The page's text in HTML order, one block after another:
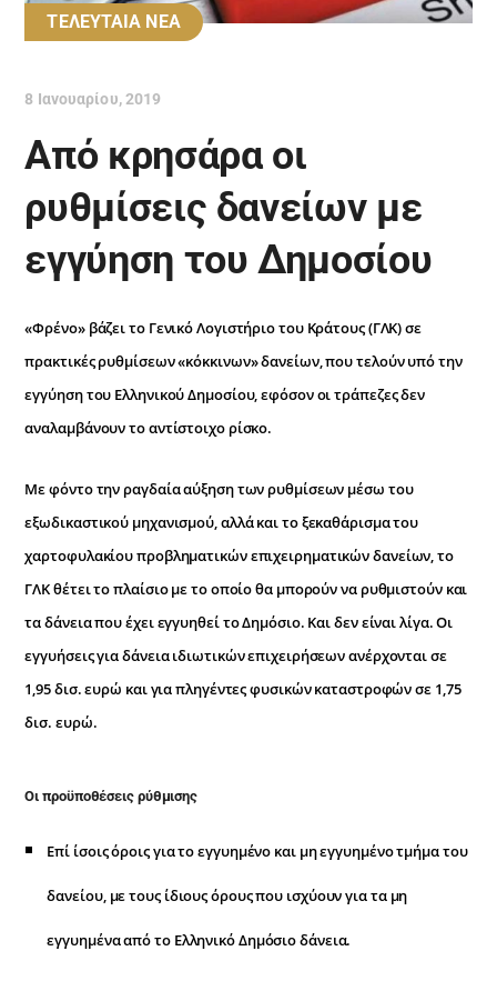
ΤΕΛΕΥΤΑΙΑ ΝΕΑ
8 Ιανουαρίου, 2019
Από κρησάρα οι
ρυθμίσεις δανείων με
εγγύηση του Δημοσίου
«Φρένο» βάζει το Γενικό Λογιστήριο του Κράτους (ΓΛΚ) σε
πρακτικές ρυθμίσεων «κόκκινων» δανείων, που τελούν υπό την
εγγύηση του Ελληνικού Δημοσίου, εφόσον οι τράπεζες δεν
αναλαμβάνουν το αντίστοιχο ρίσκο.
Με φόντο την ραγδαία αύξηση των ρυθμίσεων μέσω του
εξωδικαστικού μηχανισμού, αλλά και το ξεκαθάρισμα του
χαρτοφυλακίου προβληματικών επιχειρηματικών δανείων, το
ΓΛΚ θέτει το πλαίσιο με το οποίο θα μπορούν να ρυθμιστούν και
τα δάνεια που έχει εγγυηθεί το Δημόσιο. Και δεν είναι λίγα. Οι
εγγυήσεις για δάνεια ιδιωτικών επιχειρήσεων ανέρχονται σε
1,95 δισ. ευρώ και για πληγέντες φυσικών καταστροφών σε 1,75
δισ. ευρώ.
Οι προϋποθέσεις ρύθμισης
Επί ίσοις όροις για το εγγυημένο και μη εγγυημένο τμήμα του
δανείου, με τους ίδιους όρους που ισχύουν για τα μη
εγγυημένα από το Ελληνικό Δημόσιο δάνεια.